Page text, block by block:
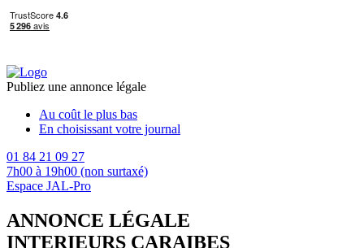
Publiez une annonce légale
Au coût le plus bas
En choisissant votre journal
01 84 21 09 27
7h00 à 19h00 (non surtaxé)
Espace JAL-Pro
ANNONCE LÉGALE
INTERIEURS CARAIBES